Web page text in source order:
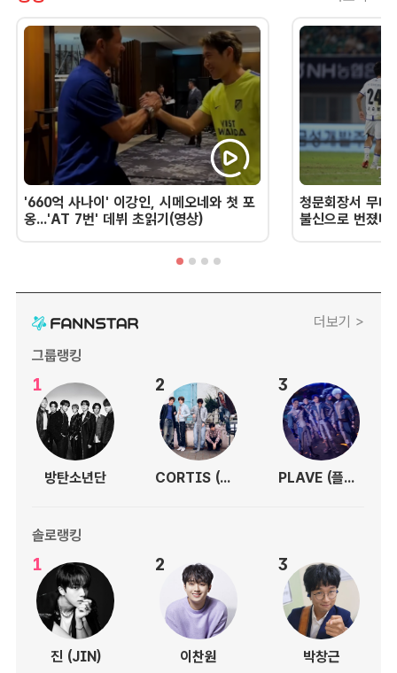
'660억 사나이' 이강인, 시메오네와 첫 포
옹...'AT 7번' 데뷔 초읽기(영상)
청문회장서 무너
불신으로 번졌
더보기 >
그룹랭킹
1
방탄소년단
2
CORTIS (코르티스)
3
PLAVE (플레이브)
솔로랭킹
1
진 (JIN)
2
이찬원
3
박창근